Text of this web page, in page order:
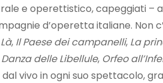
e operettistico, capeggiati –
d’operetta italiane. Non
, Il Paese dei campanelli, La
Danza delle Libellule, Orfeo
vivo in ogni suo spettacolo,